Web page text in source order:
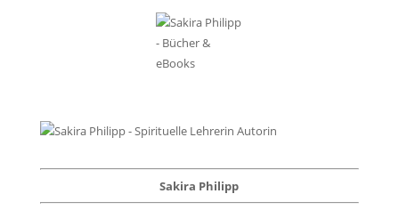
Sakira Philipp